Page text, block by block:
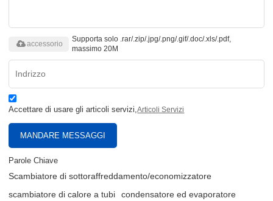
Supporta solo .rar/.zip/.jpg/.png/.gif/.doc/.xls/.pdf,
massimo 20M
accessorio
Accettare di usare gli articoli servizi,Articoli Servizi
MANDARE MESSAGGI
Parole Chiave
Scambiatore di sottoraffreddamento/economizzatore
scambiatore di calore a tubi
condensatore ed evaporatore